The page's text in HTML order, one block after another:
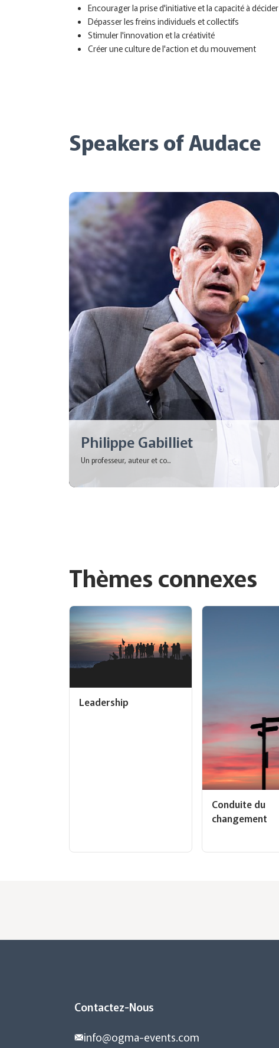
Encourager la prise d'initiative et la capacité à décider
Dépasser les freins individuels et collectifs
Stimuler l'innovation et la créativité
Créer une culture de l'action et du mouvement
Speakers of Audace
Philippe Gabilliet
Un professeur, auteur et co...
Thèmes connexes
Leadership
Conduite du
changement
Contactez-Nous
info@ogma-events.com